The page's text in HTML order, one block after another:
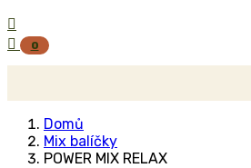


0
Domů
Mix balíčky
POWER MIX RELAX